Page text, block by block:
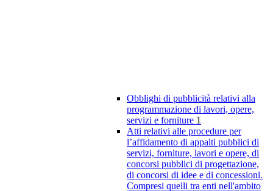
Obblighi di pubblicità relativi alla
programmazione di lavori, opere,
servizi e forniture 1
Atti relativi alle procedure per
l’affidamento di appalti pubblici di
servizi, forniture, lavori e opere, di
concorsi pubblici di progettazione,
di concorsi di idee e di concessioni.
Compresi quelli tra enti nell'ambito